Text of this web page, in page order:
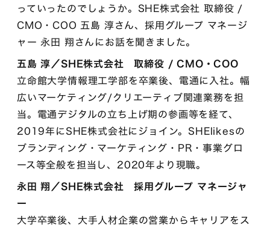
っていったのでしょうか。SHE株式会社 取締役 /
CMO・COO 五島 淳さん、採用グループ マネージ
ャー 永田 翔さんにお話を聞きました。
五島 淳／SHE株式会社 取締役 / CMO・COO
立命館大学情報理工学部を卒業後、電通に入社。幅
広いマーケティング/クリエーティブ関連業務を担
当。電通デジタルの立ち上げ期の参画等を経て、
2019年にSHE株式会社にジョイン。SHElikesの
ブランディング・マーケティング・PR・事業グロ
ース等全般を担当し、2020年より現職。
永田 翔／SHE株式会社 採用グループ マネージャ
ー
大学卒業後、大手人材企業の営業からキャリアをス